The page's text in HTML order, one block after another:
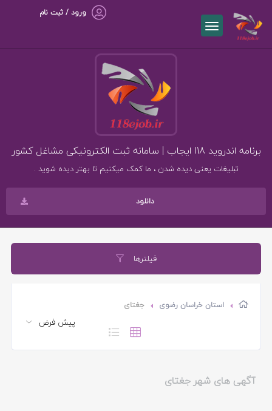
ورود / ثبت نام
برنامه اندروید 118 ایجاب | سامانه ثبت الکترونیکی مشاغل کشور
تبلیغات یعنی دیده شدن ، ما کمک میکنیم تا بهتر دیده شوید .
دانلود
فیلترها
استان خراسان رضوی جغتای
آگهی های شهر جغتای